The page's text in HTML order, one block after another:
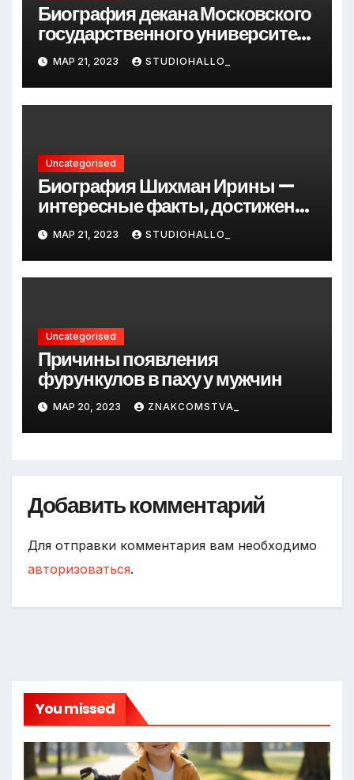
Биография декана Московского
государственного университета
Андрея Сидорова — от студента
до руководителя
МАР 21, 2023 STUDIOHALLO_
Uncategorised
Биография Шихман Ирины —
интересные факты, достижения
и путь к успеху
МАР 21, 2023 STUDIOHALLO_
Uncategorised
Причины появления
фурункулов в паху у мужчин
МАР 20, 2023 ZNAKCOMSTVA_
Добавить комментарий
Для отправки комментария вам необходимо
авторизоваться.
You missed